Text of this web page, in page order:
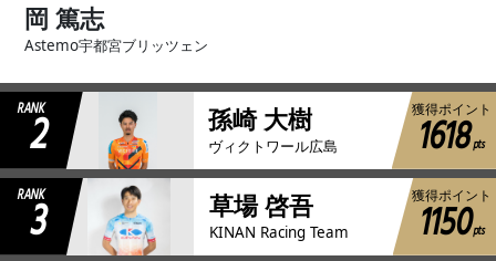
岡 篤志
Astemo宇都宮ブリッツェン
RANK
2 孫崎 大樹
ヴィクトワール広島
獲得ポイント
1618pts
RANK
3 草場 啓吾
KINAN Racing Team
獲得ポイント
1150pts